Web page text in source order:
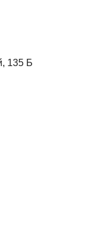
135 Б